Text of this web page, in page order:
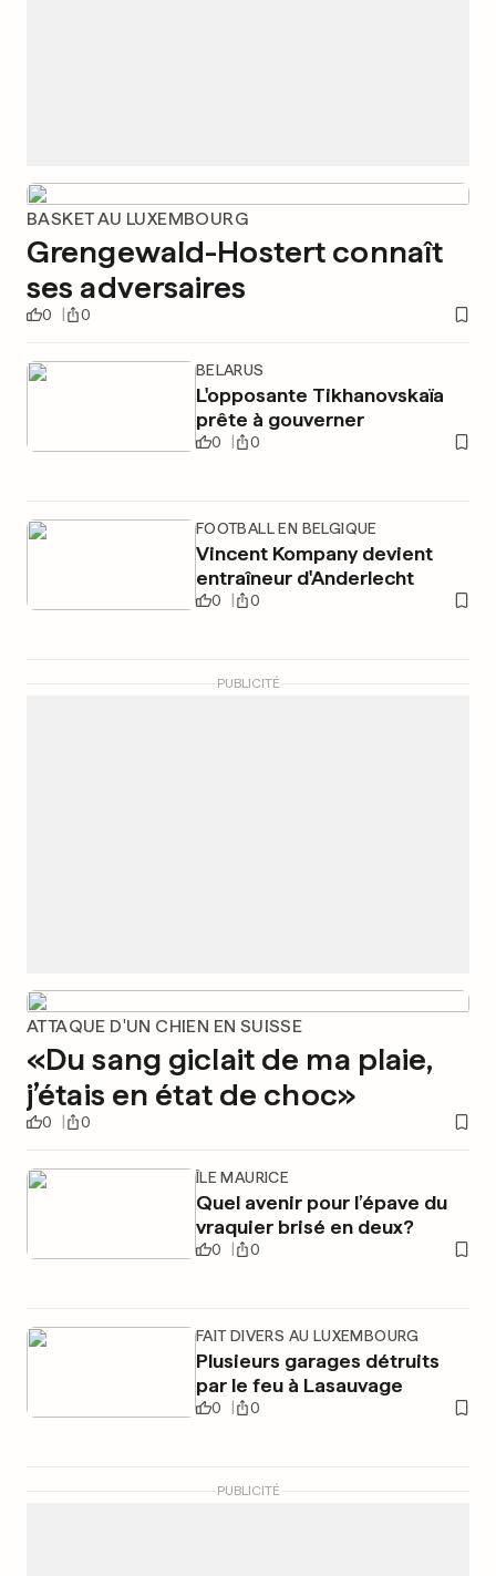
BASKET AU LUXEMBOURG
Grengewald-Hostert connaît
ses adversaires
0 0
BELARUS
L'opposante Tikhanovskaïa
prête à gouverner
0 0
FOOTBALL EN BELGIQUE
Vincent Kompany devient
entraîneur d'Anderlecht
0 0
PUBLICITÉ
ATTAQUE D'UN CHIEN EN SUISSE
«Du sang giclait de ma plaie,
j’étais en état de choc»
0 0
ÎLE MAURICE
Quel avenir pour l’épave du
vraquier brisé en deux?
0 0
FAIT DIVERS AU LUXEMBOURG
Plusieurs garages détruits
par le feu à Lasauvage
0 0
PUBLICITÉ